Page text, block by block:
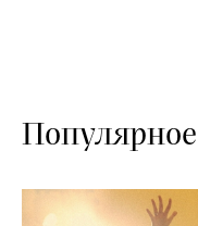
Популярное